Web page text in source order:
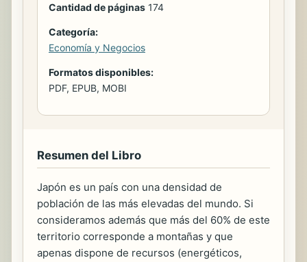
Cantidad de páginas 174
Categoría:
Economía y Negocios
Formatos disponibles:
PDF, EPUB, MOBI
Resumen del Libro
Japón es un país con una densidad de
población de las más elevadas del mundo. Si
consideramos además que más del 60% de este
territorio corresponde a montañas y que
apenas dispone de recursos (energéticos,